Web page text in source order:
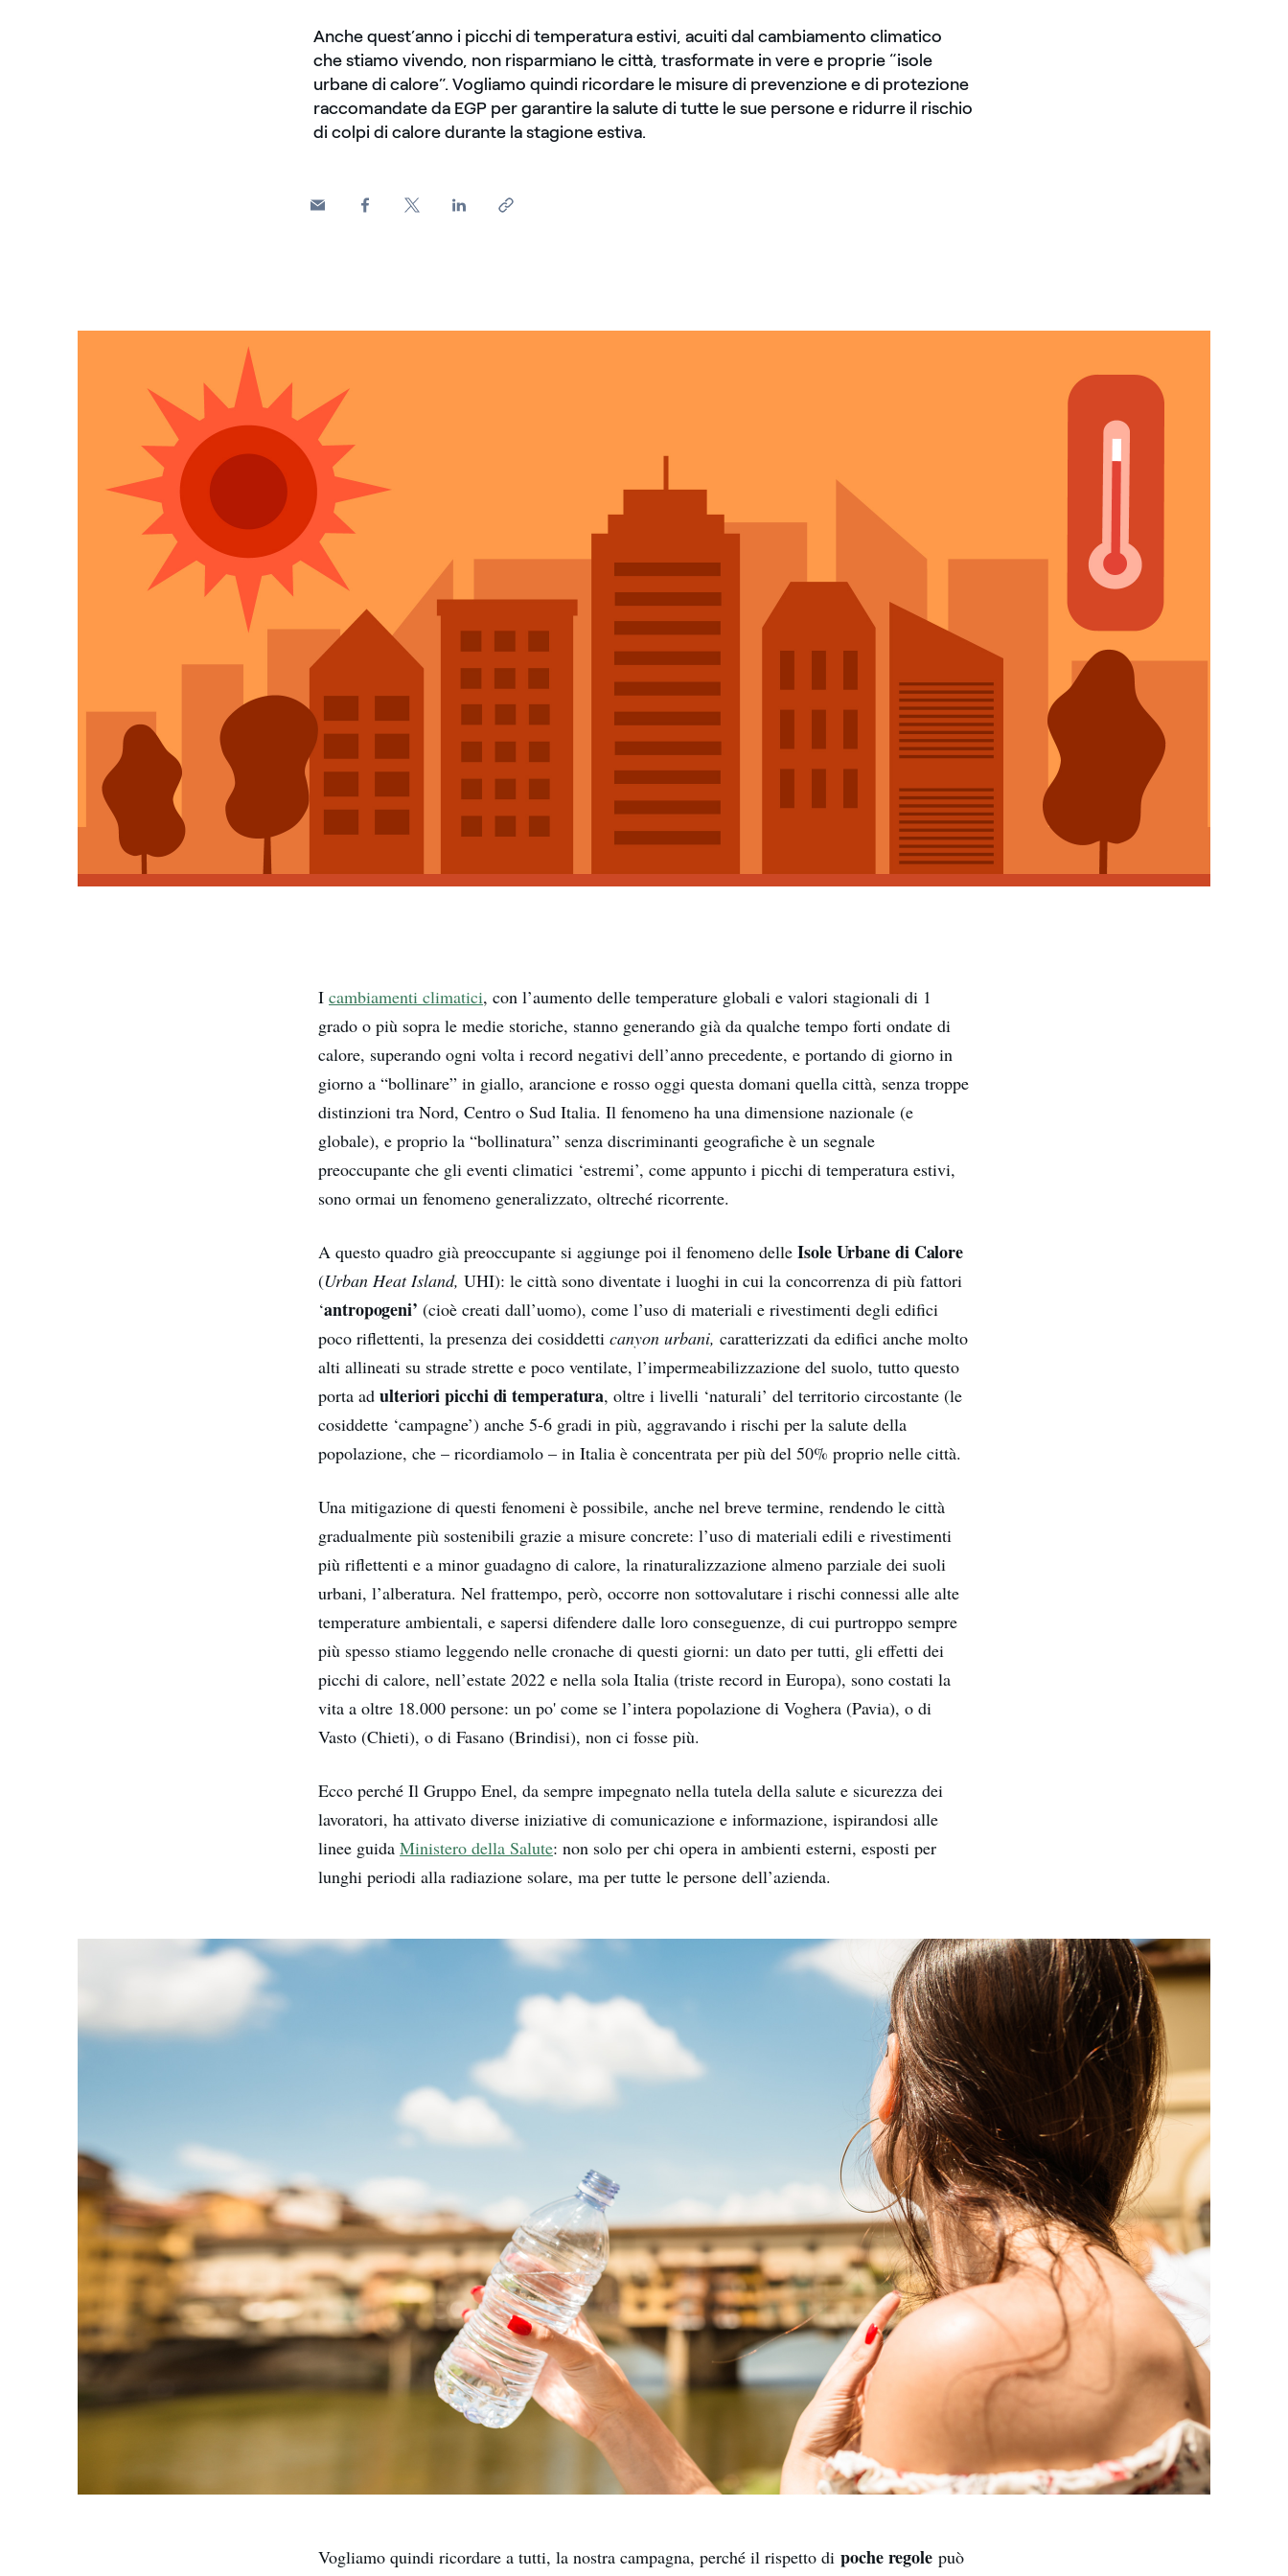
Anche quest’anno i picchi di temperatura estivi, acuiti dal cambiamento climatico
che stiamo vivendo, non risparmiano le città, trasformate in vere e proprie “isole
urbane di calore”. Vogliamo quindi ricordare le misure di prevenzione e di protezione
raccomandate da EGP per garantire la salute di tutte le sue persone e ridurre il rischio
di colpi di calore durante la stagione estiva.
Icambiamenti climatici, con l’aumento delle temperature globali e valori stagionali di 1
grado o più sopra le medie storiche, stanno generando già da qualche tempo forti ondate di
calore, superando ogni volta i record negativi dell’anno precedente, e portando di giorno in
giorno a “bollinare” in giallo, arancione e rosso oggi questa domani quella città, senza troppe
distinzioni tra Nord, Centro o Sud Italia. Il fenomeno ha una dimensione nazionale (e
globale), e proprio la “bollinatura” senza discriminanti geografiche è un segnale
preoccupante che gli eventi climatici ‘estremi’, come appunto i picchi di temperatura estivi,
sono ormai un fenomeno generalizzato, oltreché ricorrente.
A questo quadro già preoccupante si aggiunge poi il fenomeno delleIsole Urbane di Calore
(Urban Heat Island,UHI): le città sono diventate i luoghi in cui la concorrenza di più fattori
‘antropogeni’ (cioè creati dall’uomo), come l’uso di materiali e rivestimenti degli edifici
poco riflettenti, la presenza dei cosiddetticanyon urbani,caratterizzati da edifici anche molto
alti allineati su strade strette e poco ventilate, l’impermeabilizzazione del suolo, tutto questo
porta adulteriori picchi di temperatura, oltre i livelli ‘naturali’ del territorio circostante (le
cosiddette ‘campagne’) anche 5-6 gradi in più, aggravando i rischi per la salute della
popolazione, che – ricordiamolo – in Italia è concentrata per più del 50% proprio nelle città.
Una mitigazione di questi fenomeni è possibile, anche nel breve termine, rendendo le città
gradualmente più sostenibili grazie a misure concrete: l’uso di materiali edili e rivestimenti
più riflettenti e a minor guadagno di calore, la rinaturalizzazione almeno parziale dei suoli
urbani, l’alberatura. Nel frattempo, però, occorre non sottovalutare i rischi connessi alle alte
temperature ambientali, e sapersi difendere dalle loro conseguenze, di cui purtroppo sempre
più spesso stiamo leggendo nelle cronache di questi giorni: un dato per tutti, gli effetti dei
picchi di calore, nell’estate 2022 e nella sola Italia (triste record in Europa), sono costati la
vita a oltre 18.000 persone: un po' come se l’intera popolazione di Voghera (Pavia), o di
Vasto (Chieti), o di Fasano (Brindisi), non ci fosse più.
Ecco perché Il Gruppo Enel, da sempre impegnato nella tutela della salute e sicurezza dei
lavoratori, ha attivato diverse iniziative di comunicazione e informazione, ispirandosi alle
linee guidaMinistero della Salute: non solo per chi opera in ambienti esterni, esposti per
lunghi periodi alla radiazione solare, ma per tutte le persone dell’azienda.
Vogliamo quindi ricordare a tutti, la nostra campagna, perché il rispetto dipoche regolepuò